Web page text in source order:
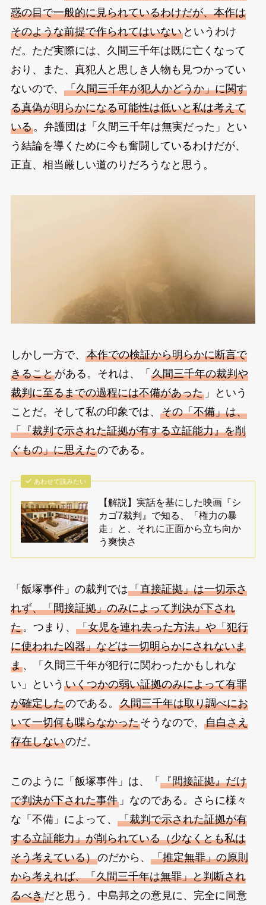
惑の目で一般的に見られているわけだが、本作は
そのような前提で作られてはいないというわけ
だ。ただ実際には、久間三千年は既に亡くなって
おり、また、真犯人と思しき人物も見つかってい
ないので、 「久間三千年が犯人かどうか」に関す
る真偽が明らかになる可能性は低いと私は考えて
いる。弁護団は「久間三千年は無実だった」とい
う結論を導くために今も奮闘しているわけだが、
正直、相当厳しい道のりだろうなと思う。
しかし一方で、 本作での検証から明らかに断言で
きることがある。それは、「 久間三千年の裁判や
裁判に至るまでの過程には不備があった」という
ことだ。そして私の印象では、 その「不備」は、
「『裁判で示された証拠が有する立証能力』を削
ぐもの」に思えたのである。
あわせて読みたい
【解説】実話を基にした映画『シ
カゴ7裁判』で知る、「権力の暴
走」と、それに正面から立ち向か
う爽快さ
「飯塚事件」の裁判では「直接証拠」は一切示さ
れず、「間接証拠」のみによって判決が下され
た。つまり、 「女児を連れ去った方法」や「犯行
に使われた凶器」などは一切明らかにされないま
ま、「久間三千年が犯行に関わったかもしれな
い」という いくつかの弱い証拠のみによって有罪
が確定したのである。 久間三千年は取り調べにお
いて一切何も喋らなかったそうなので、 自白さえ
存在しないのだ。
このように「飯塚事件」は、「 『間接証拠』だけ
で判決が下された事件」なのである。さらに様々
な「不備」によって、 「裁判で示された証拠が有
する立証能力」が削られている（少なくとも私は
そう考えている）のだから、 「推定無罪」の原則
から考えれば、「久間三千年は無罪」と判断され
るべきだと思う。中島邦之の意見に、完全に同意